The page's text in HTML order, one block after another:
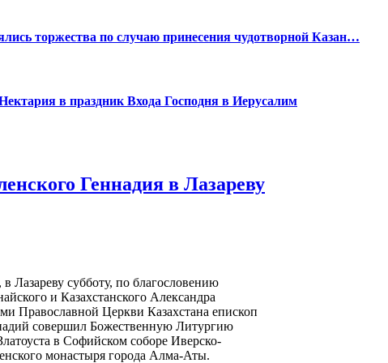
торжества по случаю принесения чудотворной Казан…
в праздник Входа Господня в Иерусалим
Геннадия в Лазареву
в Лазареву субботу, по благословению
и Казахстанского Александра
Православной Церкви Казахстана епископ
совершил Божественную Литургию
в Софийском соборе Иверско-
монастыря города Алма-Аты.